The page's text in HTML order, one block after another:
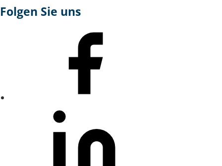
Folgen Sie uns